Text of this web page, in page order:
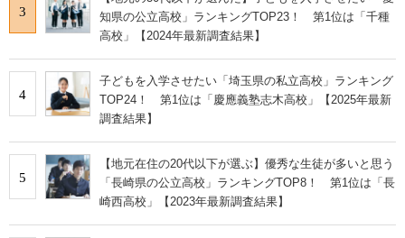
3
知県の公立高校」ランキングTOP23！ 第1位は「千種
高校」【2024年最新調査結果】
4
子どもを入学させたい「埼玉県の私立高校」ランキング
TOP24！ 第1位は「慶應義塾志木高校」【2025年最新
調査結果】
5
【地元在住の20代以下が選ぶ】優秀な生徒が多いと思う
「長崎県の公立高校」ランキングTOP8！ 第1位は「長
崎西高校」【2023年最新調査結果】